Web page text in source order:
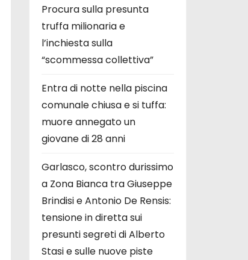
Procura sulla presunta
truffa milionaria e
l’inchiesta sulla
“scommessa collettiva”
Entra di notte nella piscina
comunale chiusa e si tuffa:
muore annegato un
giovane di 28 anni
Garlasco, scontro durissimo
a Zona Bianca tra Giuseppe
Brindisi e Antonio De Rensis:
tensione in diretta sui
presunti segreti di Alberto
Stasi e sulle nuove piste